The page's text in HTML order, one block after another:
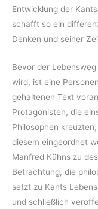
Entwicklung der
schafft so ein
Denken und seiner
Bevor der
wird, ist eine
gehaltenen Text
Protagonisten, die
Philosophen
diesem eingeordnet
Manfred Kühns zu
Betrachtung, die
setzt zu Kants
und schließlich